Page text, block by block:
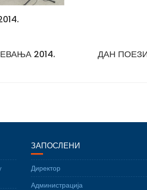
2014. ДАН
ЗАПОСЛЕНИ
Директор
Администрација